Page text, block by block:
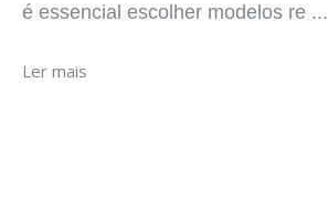
é essencial escolher modelos re ...
Ler mais